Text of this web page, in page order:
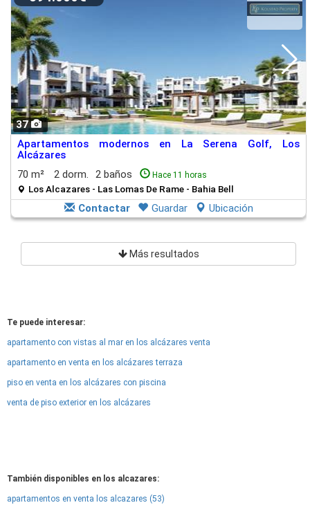
37
Apartamentos modernos en La Serena Golf, Los
Alcázares
70 m²
2 dorm. 2 baños Hace 11 horas
Los Alcazares - Las Lomas De Rame - Bahia Bell
Contactar Guardar Ubicación
Más resultados
Te puede interesar:
apartamento con vistas al mar en los alcázares venta
apartamento en venta en los alcázares terraza
piso en venta en los alcázares con piscina
venta de piso exterior en los alcázares
También disponibles en los alcazares:
apartamentos en venta los alcazares (53)